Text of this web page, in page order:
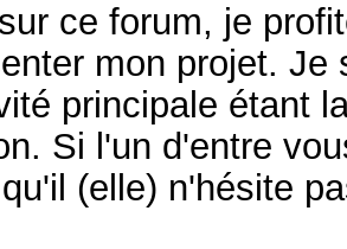
ce forum, je
mon projet.
principale étant
Si l'un d'entre
(elle) n'hésite